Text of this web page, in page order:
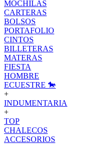
MOCHILAS
CARTERAS
BOLSOS
PORTAFOLIO
CINTOS
BILLETERAS
MATERAS
FIESTA
HOMBRE
ECUESTRE 🐎
+
INDUMENTARIA
+
TOP
CHALECOS
ACCESORIOS